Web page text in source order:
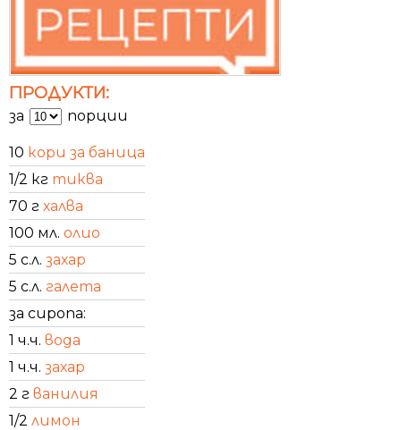
ПРОДУКТИ:
за порции
10 кори за баница
1/2 кг тиква
70 г халва
100 мл. олио
5 с.л. захар
5 с.л. галета
за сиропа:
1 ч.ч. вода
1 ч.ч. захар
2 г ванилия
1/2 лимон